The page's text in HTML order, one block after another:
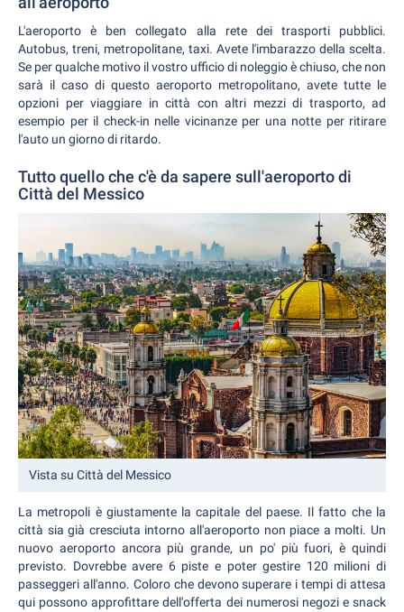
L'aeroporto è ben collegato alla rete dei trasporti pubblici.
Autobus, treni, metropolitane, taxi. Avete l'imbarazzo della scelta.
Se per qualche motivo il vostro ufficio di noleggio è chiuso, che non
sarà il caso di questo aeroporto metropolitano, avete tutte le
opzioni per viaggiare in città con altri mezzi di trasporto, ad
esempio per il check-in nelle vicinanze per una notte per ritirare
l'auto un giorno di ritardo.
Tutto quello che c'è da sapere sull'aeroporto di
Città del Messico
Vista su Città del Messico
La metropoli è giustamente la capitale del paese. Il fatto che la
città sia già cresciuta intorno all'aeroporto non piace a molti. Un
nuovo aeroporto ancora più grande, un po' più fuori, è quindi
previsto. Dovrebbe avere 6 piste e poter gestire 120 milioni di
passeggeri all'anno. Coloro che devono superare i tempi di attesa
qui possono approfittare dell'offerta dei numerosi negozi e snack